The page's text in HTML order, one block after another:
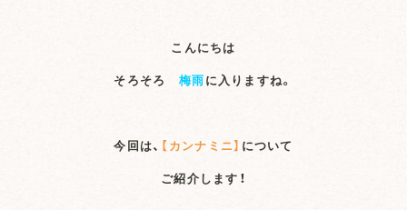
こんにちは
そろそろ 梅雨に入りますね。
今回は、 【カンナミニ】 について
ご紹介します！